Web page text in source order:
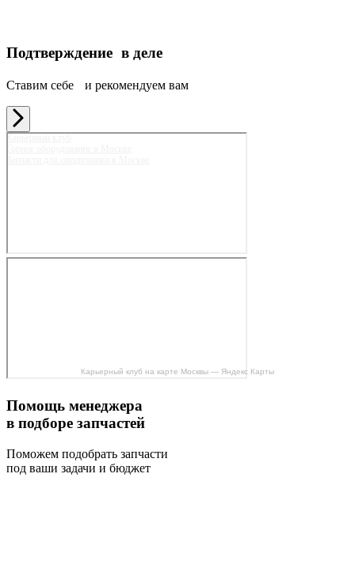
Подтверждение в деле
Ставим себе и рекомендуем вам
Карьерный клуб на карте Москвы — Яндекс Карты
Помощь менеджера
в подборе запчастей
Поможем подобрать запчасти
под ваши задачи и бюджет